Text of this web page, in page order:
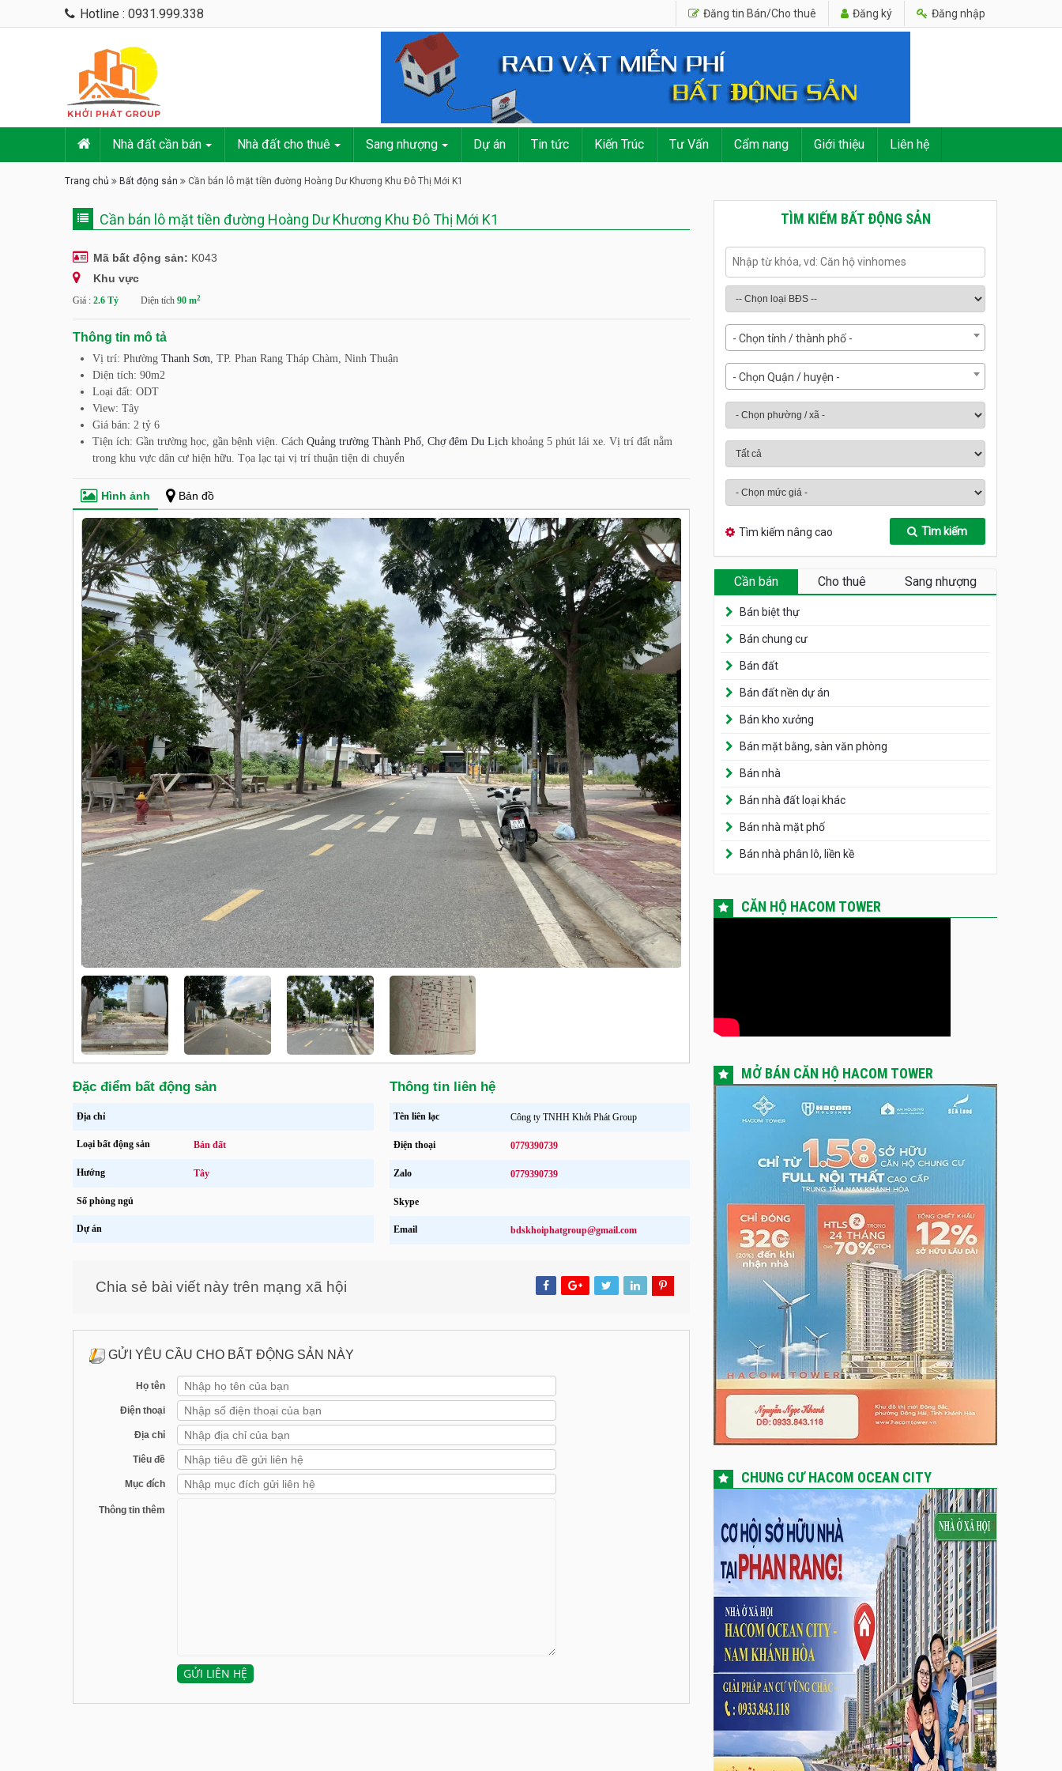
Hotline : 0931.999.338 Đăng tin Bán/Cho thuê Đăng ký Đăng nhập
Nhà đất cần bán Nhà đất cho thuê Sang nhượng Dự án Tin tức Kiến Trúc Tư Vấn Cẩm nang Giới thiệu Liên hệ
Trang chủ Bất động sản Cần bán lô mặt tiền đường Hoàng Dư Khương Khu Đô Thị Mới K1
Cần bán lô mặt tiền đường Hoàng Dư Khương Khu Đô Thị Mới K1
Mã bất động sản: K043
Khu vực
Giá : 2.6 Tỷ Diện tích 90 m2
Thông tin mô tả
Vị trí: Phường Thanh Sơn, TP. Phan Rang Tháp Chàm, Ninh Thuận
Diện tích: 90m2
Loại đất: ODT
View: Tây
Giá bán: 2 tỷ 6
Tiện ích: Gần trường học, gần bệnh viện. Cách Quảng trường Thành Phố, Chợ đêm Du Lịch khoảng 5 phút lái xe. Vị trí đất nằm
trong khu vực dân cư hiện hữu. Tọa lạc tại vị trí thuận tiện di chuyển
Hình ảnh Bản đồ
Đặc điểm bất động sản
Địa chỉ
Loại bất động sản Bán đất
Hướng Tây
Số phòng ngủ
Dự án
Thông tin liên hệ
Tên liên lạc Công ty TNHH Khởi Phát Group
Điện thoại 0779390739
Zalo 0779390739
Skype
Email bdskhoiphatgroup@gmail.com
Chia sẻ bài viết này trên mạng xã hội
GỬI YÊU CẦU CHO BẤT ĐỘNG SẢN NÀY
Họ tên
Điện thoại
Địa chỉ
Tiêu đề
Mục đích
Thông tin thêm
TÌM KIẾM BẤT ĐỘNG SẢN
- Chọn tỉnh / thành phố -
- Chọn Quận / huyện -
Tìm kiếm nâng cao Tìm kiếm
Cần bán Cho thuê Sang nhượng
Bán biệt thự
Bán chung cư
Bán đất
Bán đất nền dự án
Bán kho xưởng
Bán mặt bằng, sàn văn phòng
Bán nhà
Bán nhà đất loại khác
Bán nhà mặt phố
Bán nhà phân lô, liền kề
CĂN HỘ HACOM TOWER
MỞ BÁN CĂN HỘ HACOM TOWER
CHUNG CƯ HACOM OCEAN CITY